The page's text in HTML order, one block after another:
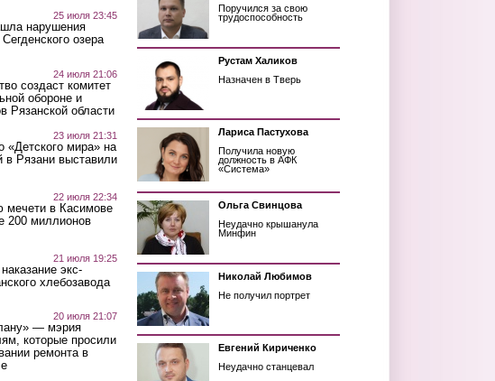
25 июля 23:45
нарушения
озера
24 июля 21:06
создаст комитет
обороне и
Рязанской области
23 июля 21:31
«Детского мира» на
в Рязани выставили
22 июля 22:34
мечети в Касимове
200 миллионов
21 июля 19:25
экс-
хлебозавода
20 июля 21:07
— мэрия
которые просили
ремонта в
Поручился за свою
трудоспособность
Рустам Халиков
Назначен в Тверь
Лариса Пастухова
Получила новую
должность в АФК
«Система»
Ольга Свинцова
Неудачно крышанула
Минфин
Николай Любимов
Не получил портрет
Евгений Кириченко
Неудачно станцевал